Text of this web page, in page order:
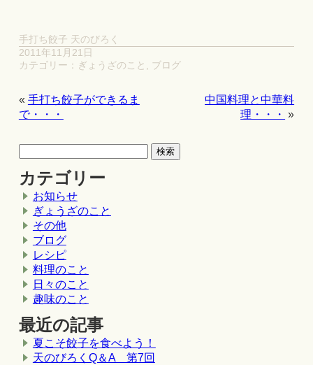
手打ち餃子 天のびろく
2011年11月21日
カテゴリー： ぎょうざのこと ブログ
« 手打ち餃子ができるま
で・・・
中国料理と中華料
理・・・ »
カテゴリー
お知らせ
ぎょうざのこと
その他
ブログ
レシピ
料理のこと
日々のこと
趣味のこと
最近の記事
夏こそ餃子を食べよう！
天のびろくQ＆A 第7回